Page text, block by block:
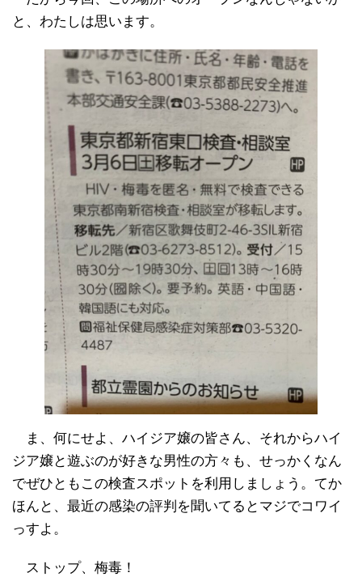
と、わたしは思います。
ま、何にせよ、ハイジア嬢の皆さん、それからハイ
ジア嬢と遊ぶのが好きな男性の方々も、せっかくなん
でぜひともこの検査スポットを利用しましょう。てか
ほんと、最近の感染の評判を聞いてるとマジでコワイ
っすよ。
ストップ、梅毒！